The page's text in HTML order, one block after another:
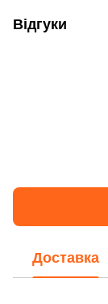
Відгуки
Доставка